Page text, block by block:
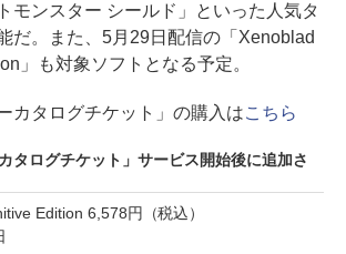
モンスター シールド」といった人気タ
だ。また、5月29日配信の「Xenoblad
」も対象ソフトとなる予定。
カタログチケット」の購入はこちら
タログチケット」サービス開始後に追加さ
Edition 6,578円（税込）